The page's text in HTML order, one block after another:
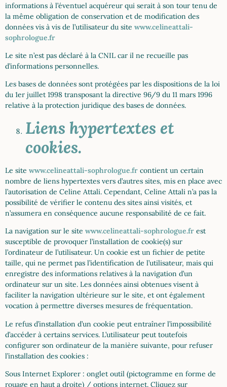
informations à l’éventuel acquéreur qui serait à son tour tenu de
la même obligation de conservation et de modification des
données vis à vis de l’utilisateur du site www.celineattali-
sophrologue.fr
Le site n’est pas déclaré à la CNIL car il ne recueille pas
d’informations personnelles.
Les bases de données sont protégées par les dispositions de la loi
du 1er juillet 1998 transposant la directive 96/9 du 11 mars 1996
relative à la protection juridique des bases de données.
Liens hypertextes et
cookies.
Le site www.celineattali-sophrologue.fr contient un certain
nombre de liens hypertextes vers d’autres sites, mis en place avec
l’autorisation de Celine Attali. Cependant, Celine Attali n’a pas la
possibilité de vérifier le contenu des sites ainsi visités, et
n’assumera en conséquence aucune responsabilité de ce fait.
La navigation sur le site www.celineattali-sophrologue.fr est
susceptible de provoquer l’installation de cookie(s) sur
l’ordinateur de l’utilisateur. Un cookie est un fichier de petite
taille, qui ne permet pas l’identification de l’utilisateur, mais qui
enregistre des informations relatives à la navigation d’un
ordinateur sur un site. Les données ainsi obtenues visent à
faciliter la navigation ultérieure sur le site, et ont également
vocation à permettre diverses mesures de fréquentation.
Le refus d’installation d’un cookie peut entraîner l’impossibilité
d’accéder à certains services. L’utilisateur peut toutefois
configurer son ordinateur de la manière suivante, pour refuser
l’installation des cookies :
Sous Internet Explorer : onglet outil (pictogramme en forme de
rouage en haut a droite) / options internet. Cliquez sur